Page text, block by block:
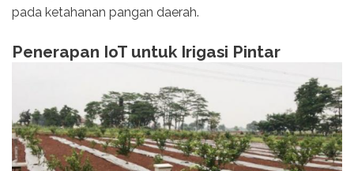
pada ketahanan pangan daerah.
Penerapan IoT untuk Irigasi Pintar